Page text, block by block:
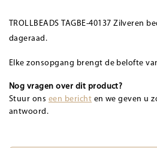
TROLLBEADS TAGBE-40137 Zilveren
dageraad.
Elke zonsopgang brengt de belofte
Nog vragen over dit product?
Stuur ons een bericht en we geven u
antwoord.